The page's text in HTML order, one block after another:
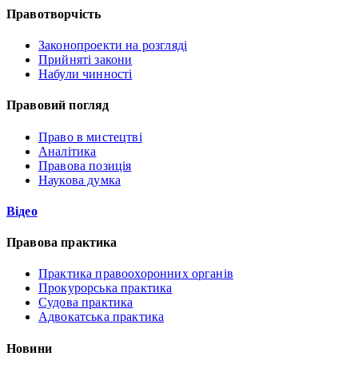
Правотворчість
Законопроекти на розгляді
Прийняті закони
Набули чинності
Правовий погляд
Право в мистецтві
Аналітика
Правова позиція
Наукова думка
Відео
Правова практика
Практика правоохоронних органів
Прокурорська практика
Судова практика
Адвокатська практика
Новини